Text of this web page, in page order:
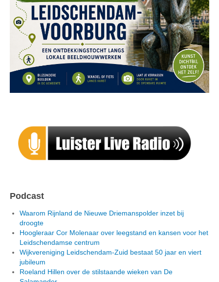
Podcast
Waarom Rijnland de Nieuwe Driemanspolder inzet bij
droogte
Hoogleraar Cor Molenaar over leegstand en kansen voor het
Leidschendamse centrum
Wijkvereniging Leidschendam-Zuid bestaat 50 jaar en viert
jubileum
Roeland Hillen over de stilstaande wieken van De